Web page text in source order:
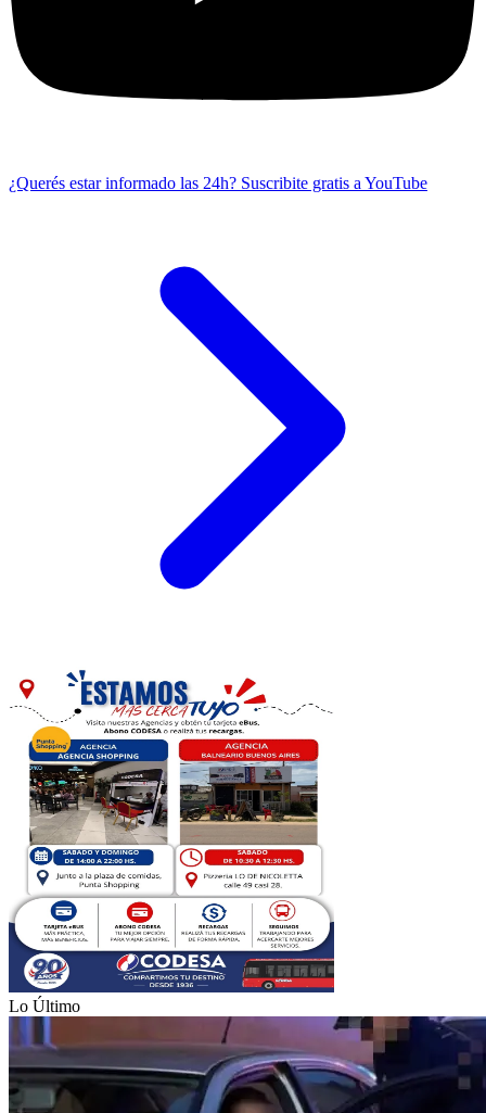
¿Querés estar informado las 24h? Suscribite gratis a YouTube
Lo Último